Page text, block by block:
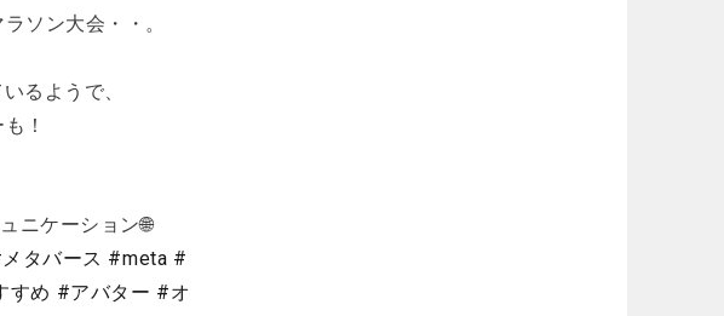
ソン大会・・。
るようで、
！
ニケーション🌐
タバース #meta #
すめ #アバター #オ